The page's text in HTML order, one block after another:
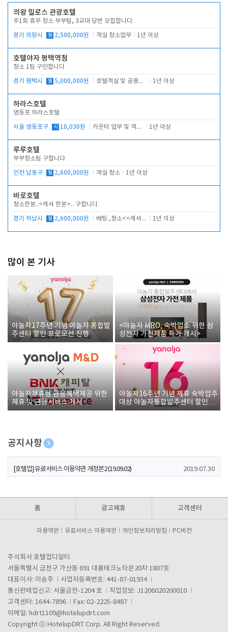
의왕 밀로스 관광호텔
주1회 휴무 청소 부부팀, 3교대 당번 모집합니다.
경기 의왕시 월 2,500,000원 객실 청소업무 1년 이상
호텔야자 평택역점
청소 1팀 구인합니다
경기 평택시 월 5,000,000원 호텔객실 및 공용시설 청소 관리 1년 이상
하라스호텔
영등포 하라스호텔
서울 영등포구 시 10,030원 카운터 업무 및 객실관리(청소상태 확인, 객실판매) 1년 이상
루루호텔
부부청소팀 구합니다
인천 남동구 월 2,600,000원 객실 청소 1년 이상
바로호텔
청소한분..<캐셔 한분>.. 구합니다.
경기 하남시 월 2,600,000원 베팅.,청소<<캐셔 모셔봅니다. 1년 이상
많이 본 기사
야놀자17주년 기념 야놀자 통합발
주센터 할인 프로모션 진행
<야놀자 MRO, 숙박업소 위한 삼
성전자 가전제품 특가 개시>
야놀자제휴점 금융혜택제공 위한
제휴 및 금융서비스 게시
야놀자16주년 기념 제휴 숙박업주
대상 야놀자통합발주센터 할인쿠
폰 증정
공지사항
[호텔업] 개인정보 처리방침 개정본1 (19.09.02)
[호텔업] 유료서비스 이용약관 개정본2 (19.09.02) 2019.07.30
홈 광고제휴 고객센터
이용약관 유료서비스 이용약관 개인정보처리방침 PC버전
주식회사 호텔업디알티
서울특별시 금천구 가산동 691 대륭테크노타운20차 1807호
대표이사: 이송주
사업자등록번호: 441-87-01934
통신판매업신고: 서울금천-1204 호
직업정보: J1206020200010
고객센터: 1644-7896
Fax: 02-2225-8487
이메일: hdrt1109@hotelupdrt.com
Copyright ⓒ HotelupDRT Corp. All Right Reserved.